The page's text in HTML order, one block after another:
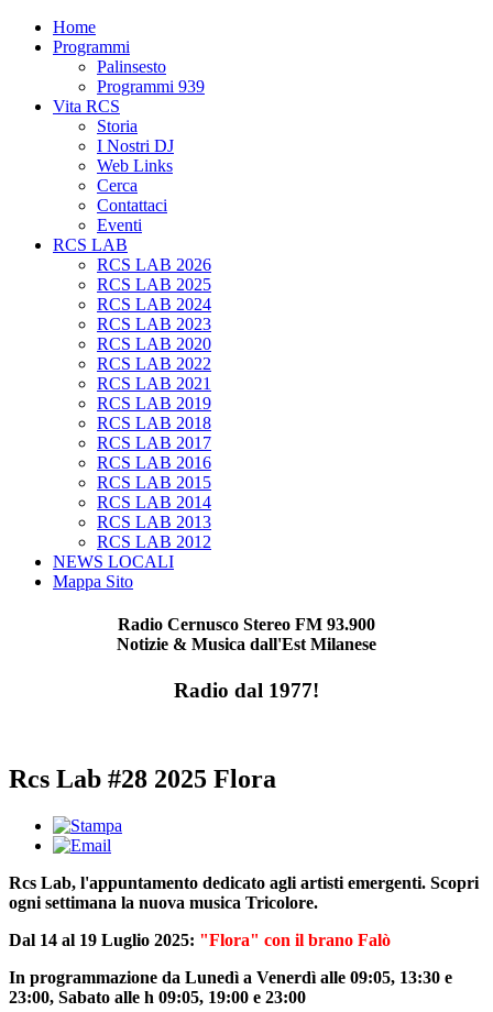
Home
Programmi
Palinsesto
Programmi 939
Vita RCS
Storia
I Nostri DJ
Web Links
Cerca
Contattaci
Eventi
RCS LAB
RCS LAB 2026
RCS LAB 2025
RCS LAB 2024
RCS LAB 2023
RCS LAB 2020
RCS LAB 2022
RCS LAB 2021
RCS LAB 2019
RCS LAB 2018
RCS LAB 2017
RCS LAB 2016
RCS LAB 2015
RCS LAB 2014
RCS LAB 2013
RCS LAB 2012
NEWS LOCALI
Mappa Sito
Radio Cernusco Stereo FM 93.900
Notizie & Musica dall'Est Milanese
Radio dal 1977!
Rcs Lab #28 2025 Flora
Rcs Lab, l'appuntamento dedicato agli artisti emergenti. Scopri
ogni settimana la nuova musica Tricolore.
Dal 14 al 19 Luglio 2025: "Flora" con il brano Falò
In programmazione da Lunedì a Venerdì alle 09:05, 13:30 e
23:00, Sabato alle h 09:05, 19:00 e 23:00